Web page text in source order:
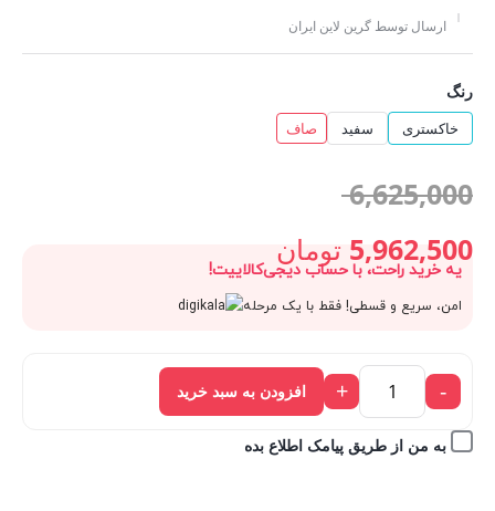
ارسال توسط گرین لاین ایران
رنگ
خاکستری سفید صاف
6,625,000
اصلی:
6,625,000 تومان
بود.
5,962,500 تومان
قیمت
فعلی:
5,962,500 تومان.
یه خرید راحت، با حساب دیجی‌کالاییت!
امن، سریع و قسطی! فقط با یک مرحله
-
+ افزودن به سبد خرید
به من از طریق پیامک اطلاع بده